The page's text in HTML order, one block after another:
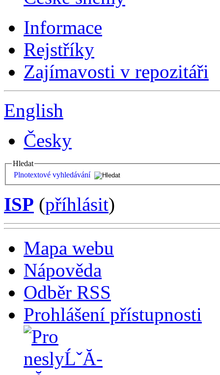
Informace
Rejstříky
Zajímavosti v repozitáři
English
Česky
Hledat
Plnotextové vyhledávání
ISP (příhlásit)
Mapa webu
Nápověda
Odběr RSS
Prohlášení přístupnosti